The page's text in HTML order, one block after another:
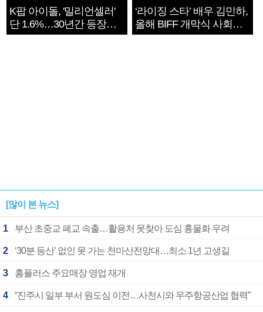
K팝 아이돌, '밀리언셀러'
단 1.6%…30년간 등장
1182개팀 전수조사
‘라이징 스타’ 배우 김민하,
올해 BIFF 개막식 사회자
확정
[많이 본 뉴스]
1 부산 초중교 폐교 속출…활용처 못찾아 도심 흉물화 우려
2 ‘30분 등산’ 없인 못 가는 천마산전망대…최소 1년 고생길
3 홈플러스 주요매장 영업 재개
4 “진주시 일부 부서 원도심 이전…사천시와 우주항공산업 협력”